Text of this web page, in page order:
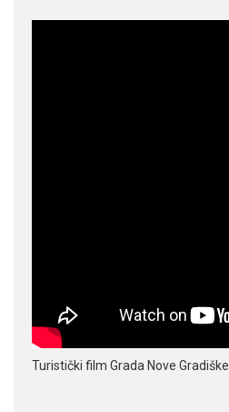
Turistički film Grada Nove Gradiške